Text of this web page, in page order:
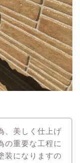
、美しく仕上げ
の重要な工程に
装になりますの